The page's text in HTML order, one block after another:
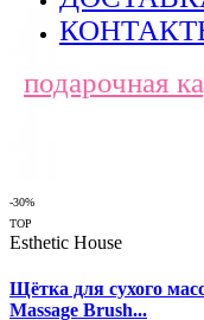
подарочная
-30%
TOP
Esthetic House
Щётка для сухого
Massage Brush...